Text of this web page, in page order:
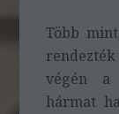
Több
végén a
hármat